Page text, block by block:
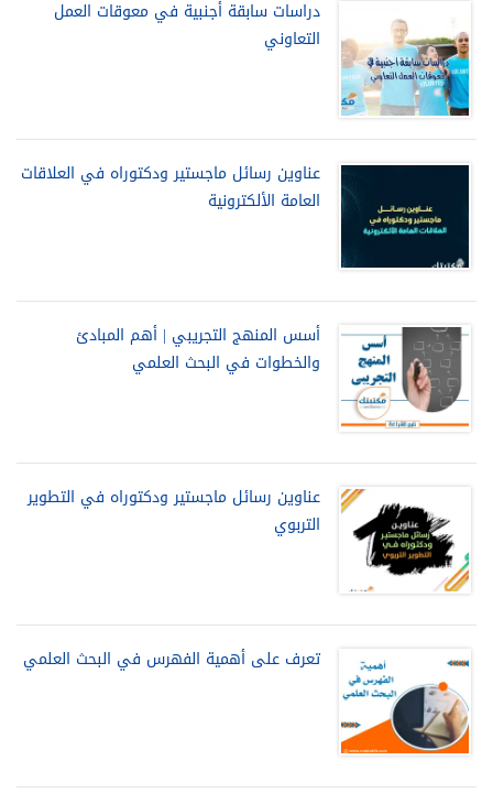
دراسات سابقة أجنبية في معوقات العمل
التعاوني
عناوين رسائل ماجستير ودكتوراه في العلاقات
العامة الألكترونية
أسس المنهج التجريبي | أهم المبادئ
والخطوات في البحث العلمي
عناوين رسائل ماجستير ودكتوراه في التطوير
التربوي
تعرف على أهمية الفهرس في البحث العلمي